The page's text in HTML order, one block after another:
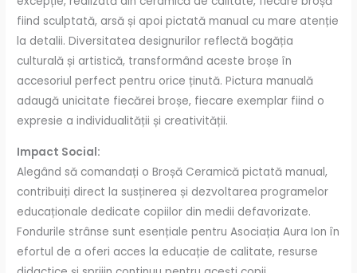
fiind sculptată, arsă și apoi pictată manual cu mare atenție
la detalii. Diversitatea designurilor reflectă bogăția
culturală și artistică, transformând aceste broșe în
accesoriul perfect pentru orice ținută. Pictura manuală
adaugă unicitate fiecărei broșe, fiecare exemplar fiind o
expresie a individualității și creativității.
Impact Social:
Alegând să comandați o Broșă Ceramică pictată manual,
contribuiți direct la susținerea și dezvoltarea programelor
educaționale dedicate copiilor din medii defavorizate.
Fondurile strânse sunt esențiale pentru Asociația Aura Ion în
efortul de a oferi acces la educație de calitate, resurse